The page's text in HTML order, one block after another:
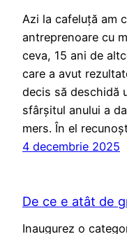
Azi la cafeluță am
antreprenoare cu
ceva, 15 ani de
care a avut
decis să deschidă
sfârșitul anului a
mers. În el
4 decembrie 2025
De ce e atât de
Inaugurez o